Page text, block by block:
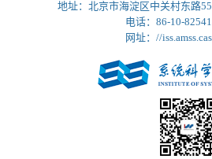
地址：北京市海淀区中关村东路
电话：86-10-
网址：//